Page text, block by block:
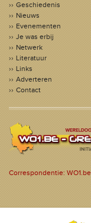
Geschiedenis
Nieuws
Evenementen
Je was erbij
Netwerk
Literatuur
Links
Adverteren
Contact
Correspondentie: